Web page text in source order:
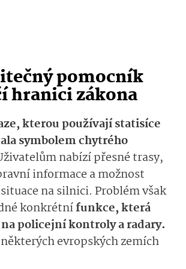
pomocník
hranici zákona
kterou používají statisíce
symbolem chytrého
nabízí přesné trasy,
informace a možnost
na silnici. Problém však
konkrétnífunkce, která
policejní kontroly a radary.
evropských zemích